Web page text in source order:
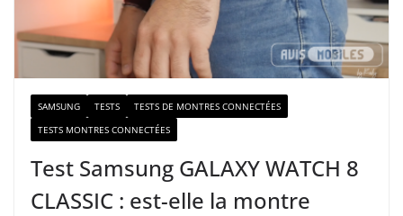
i
SAMSUNG TESTS
TESTS DE MONTRES CONNECTÉES
TESTS MONTRES CONNECTÉES
Test Samsung GALAXY WATCH 8
CLASSIC : est-elle la montre